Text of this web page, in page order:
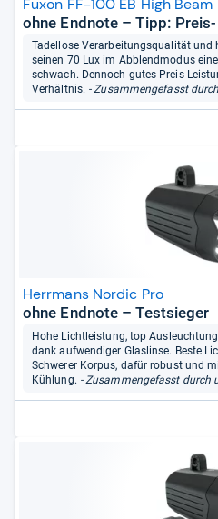
ohne Endnote – Tipp:
Tadellose Verarbeitungsqualität
seinen 70 Lux im Abblendmodus
schwach. Dennoch gutes Preis-
Verhältnis. - Zusammengefasst
Herrmans Nordic Pro
ohne Endnote – Testsieger
Hohe Lichtleistung, top
dank aufwendiger Glaslinse. Beste
Schwerer Korpus, dafür robust und
Kühlung. - Zusammengefasst durch